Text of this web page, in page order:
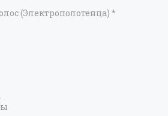
(Электрополотенца) *